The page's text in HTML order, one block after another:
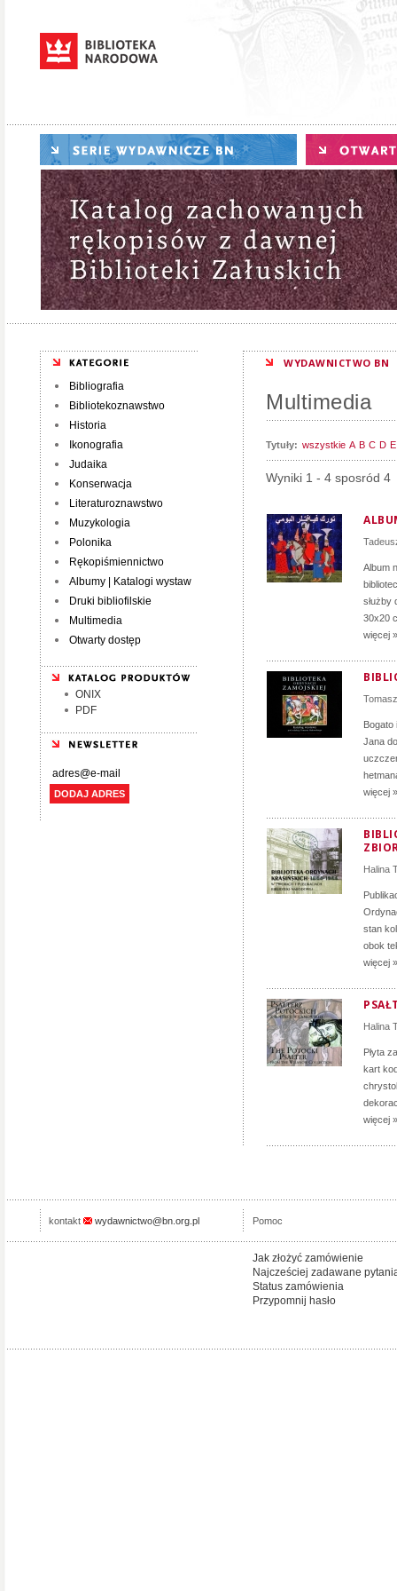
Bibliografia
Bibliotekoznawstwo
Historia
Ikonografia
Judaika
Konserwacja
Literaturoznawstwo
Muzykologia
Polonika
Rękopiśmiennictwo
Albumy | Katalogi wystaw
Druki bibliofilskie
Multimedia
Otwarty dostęp
ONIX
PDF
DODAJ ADRES
WYDAWNICTWO BN
Multimedia
Tytuły: wszystkie A B C D E
Wyniki 1 - 4 sposród 4
Album
służby
30x20
więcej »
Bogato
Jana
więcej »
Halina
stan
obok
więcej »
Halina
Płyta
kart
więcej »
kontakt wydawnictwo@bn.org.pl Pomoc
Jak złożyć zamówienie
Najcześciej zadawane
Status zamówienia
Przypomnij hasło